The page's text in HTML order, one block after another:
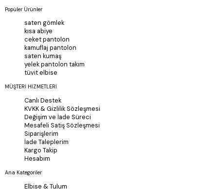
Popüler Ürünler
saten gömlek
kısa abiye
ceket pantolon
kamuflaj pantolon
saten kumaş
yelek pantolon takım
tüvit elbise
MÜŞTERİ HİZMETLERİ
Canlı Destek
KVKK & Gizlilik Sözleşmesi
Değişim ve İade Süreci
Mesafeli Satiş Sözleşmesi
Siparişlerim
İade Taleplerim
Kargo Takip
Hesabım
Ana Kategoriler
Elbise & Tulum